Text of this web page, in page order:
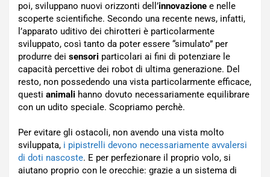
poi, sviluppano nuovi orizzonti dell’innovazione e nelle
scoperte scientifiche. Secondo una recente news, infatti,
l’apparato uditivo dei chirotteri è particolarmente
sviluppato, così tanto da poter essere “simulato” per
produrre dei sensori particolari ai fini di potenziare le
capacità percettive dei robot di ultima generazione. Del
resto, non possedendo una vista particolarmente efficace,
questi animali hanno dovuto necessariamente equilibrare
con un udito speciale. Scopriamo perchè.
Per evitare gli ostacoli, non avendo una vista molto
sviluppata, i pipistrelli devono necessariamente avvalersi
di doti nascoste. E per perfezionare il proprio volo, si
aiutano proprio con le orecchie: grazie a un sistema di